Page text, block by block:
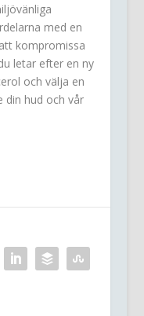
med en
kompromissa
letar efter en ny
och välja en
din hud och vår